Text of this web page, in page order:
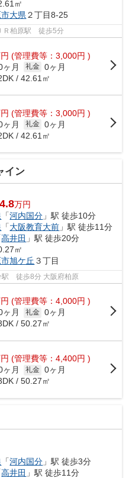
㎡
大県 ２丁目8-25
Ｒ柏原駅 徒歩5分
円 (管理費等：3,000円 )
ヶ月 礼金 0ヶ月
/ 42.61㎡
円 (管理費等：3,000円 )
ヶ月 礼金 0ヶ月
/ 42.61㎡
イン
4.8万円
「河内国分 」駅 徒歩10分
「大阪教育大前 」駅 徒歩11分
高井田 」駅 徒歩20分
㎡
旭ケ丘 ３丁目
駅 徒歩8分 大阪府柏原
円 (管理費等：4,000円 )
ヶ月 礼金 0ヶ月
/ 50.27㎡
円 (管理費等：4,400円 )
ヶ月 礼金 0ヶ月
/ 50.27㎡
「河内国分 」駅 徒歩3分
高井田 」駅 徒歩11分